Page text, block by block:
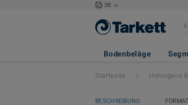
DE
Bodenbeläge
iQ Eminent
Startseite Homogene
BESCHREIBUNG